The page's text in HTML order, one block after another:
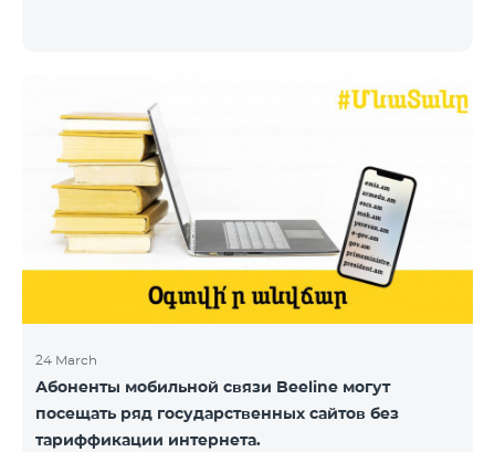
24 March
Абоненты мобильной связи Beeline могут
посещать ряд государственных сайтов без
тариффикации интернета.